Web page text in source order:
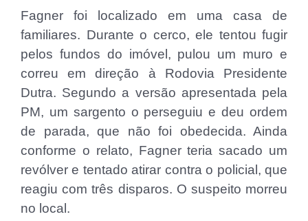
Fagner foi localizado em uma casa de
familiares. Durante o cerco, ele tentou fugir
pelos fundos do imóvel, pulou um muro e
correu em direção à Rodovia Presidente
Dutra. Segundo a versão apresentada pela
PM, um sargento o perseguiu e deu ordem
de parada, que não foi obedecida. Ainda
conforme o relato, Fagner teria sacado um
revólver e tentado atirar contra o policial, que
reagiu com três disparos. O suspeito morreu
no local.